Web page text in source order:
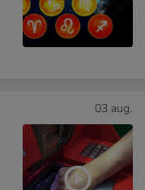
03 aug.